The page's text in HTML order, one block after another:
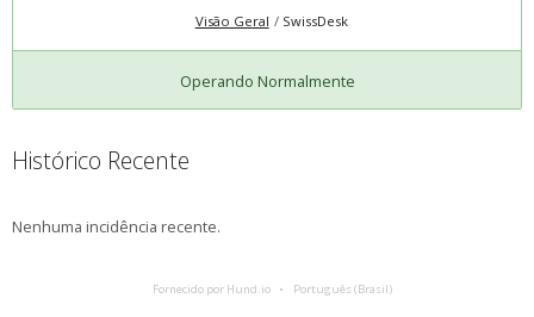
Visão Geral SwissDesk
Operando Normalmente
Histórico Recente
Nenhuma incidência recente.
Fornecido por Hund.io Português (Brasil)